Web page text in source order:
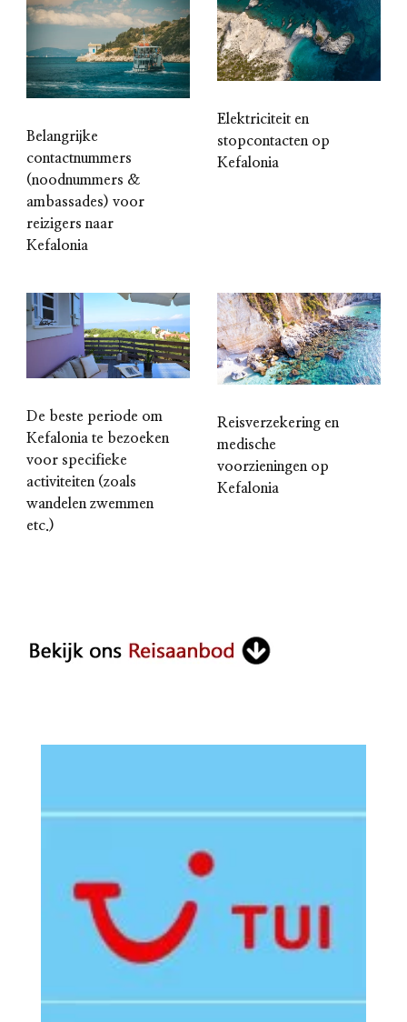
Belangrijke
contactnummers
(noodnummers &
ambassades) voor
reizigers naar
Kefalonia
Elektriciteit en
stopcontacten op
Kefalonia
De beste periode om
Kefalonia te bezoeken
voor specifieke
activiteiten (zoals
wandelen zwemmen
etc.)
Reisverzekering en
medische
voorzieningen op
Kefalonia